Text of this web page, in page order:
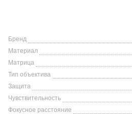
Бренд
Материал
Матрица
Тип объектива
Защита
Чувствительность
Фокусное расстояние